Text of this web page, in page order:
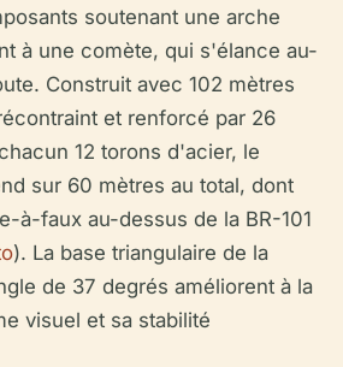
soutenant une arche
à une comète, qui s'élance au-
Construit avec 102 mètres
et renforcé par 26
12 torons d'acier, le
sur 60 mètres au total, dont
à-faux au-dessus de la BR-101
). La base triangulaire de la
de 37 degrés améliorent à la
visuel et sa stabilité